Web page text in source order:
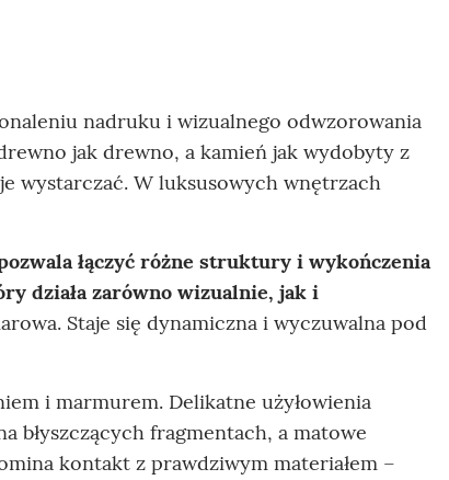
nadruku i wizualnego odwzorowania
jak drewno, a kamień jak wydobyty z
wystarczać. W luksusowych wnętrzach
łączyć różne struktury i wykończenia
działa zarówno wizualnie, jak i
Staje się dynamiczna i wyczuwalna pod
i marmurem. Delikatne użyłowienia
błyszczących fragmentach, a matowe
kontakt z prawdziwym materiałem –